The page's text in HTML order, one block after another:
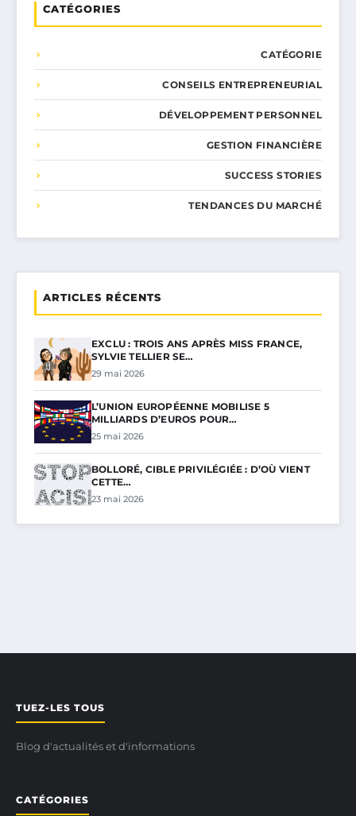
CATÉGORIES
CATÉGORIE
CONSEILS ENTREPRENEURIAL
DÉVELOPPEMENT PERSONNEL
GESTION FINANCIÈRE
SUCCESS STORIES
TENDANCES DU MARCHÉ
ARTICLES RÉCENTS
EXCLU : TROIS ANS APRÈS MISS FRANCE,
SYLVIE TELLIER SE…
29 mai 2026
L’UNION EUROPÉENNE MOBILISE 5
MILLIARDS D’EUROS POUR…
25 mai 2026
BOLLORÉ, CIBLE PRIVILÉGIÉE : D’OÙ VIENT
CETTE…
23 mai 2026
TUEZ-LES TOUS
Blog d'actualités et d'informations
CATÉGORIES